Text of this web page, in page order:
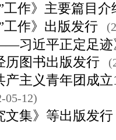
工作》主要篇目介
工作》出版发行
习近平正定足
历图书出版发行
主义青年团成
05-12)
文集》等出版发行